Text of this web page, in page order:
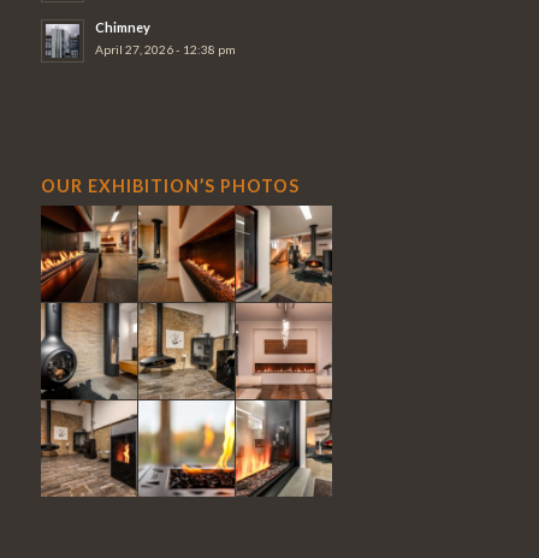
Chimney
April 27, 2026 - 12:38 pm
OUR EXHIBITION’S PHOTOS